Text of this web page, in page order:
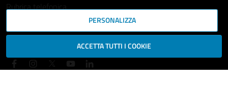
Rubrica telefonica
SEGUICI SU
PERSONALIZZA
ACCETTA TUTTI I COOKIE